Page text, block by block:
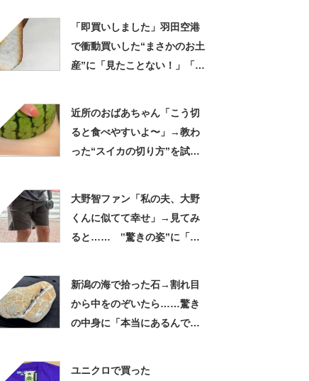
「即買いしました」羽田空港
で衝動買いした“まさかのお土
産”に「見たことない！」「み
近所のおばあちゃん「こう切
ると食べやすいよ〜」→教わ
った“スイカの切り方”を試し
大野智ファン「私の夫、大野
くんに似てて幸せ」→見てみ
ると…… ‟驚きの姿”に「最
新潟の海で拾った石→割れ目
から中をのぞいたら……驚き
の中身に「本当にあるんです
ユニクロで買った